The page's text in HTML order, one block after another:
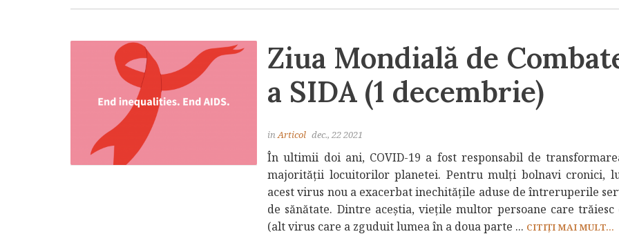
Ziua Mondială de
a SIDA (1 decembrie)
inArticol dec., 22 2021
În ultimii doi ani, COVID-19 a fost responsabil de
majorității locuitorilor planetei. Pentru mulți bolnavi cronici,
acest virus nou a exacerbat inechitățile aduse de întreruperile
de sănătate. Dintre aceștia, viețile multor persoane care trăiesc
(alt virus care a zguduit lumea în a doua parte ... CITIȚI MAI MULT...